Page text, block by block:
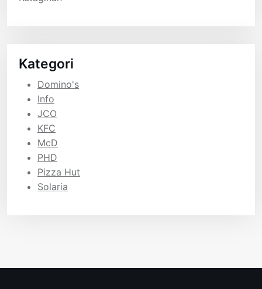
Kategori
Domino's
Info
JCO
KFC
McD
PHD
Pizza Hut
Solaria